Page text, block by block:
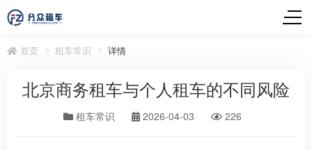
首页 租车常识 详情
北京商务租车与个人租车的不同风险
租车常识 2026-04-03 226